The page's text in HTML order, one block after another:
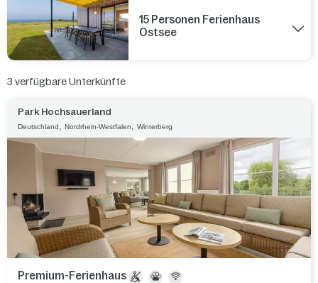
15 Personen Ferienhaus
Ostsee
3 verfügbare Unterkünfte
Park Hochsauerland
Deutschland, Nordrhein-Westfalen, Winterberg
Premium-Ferienhaus